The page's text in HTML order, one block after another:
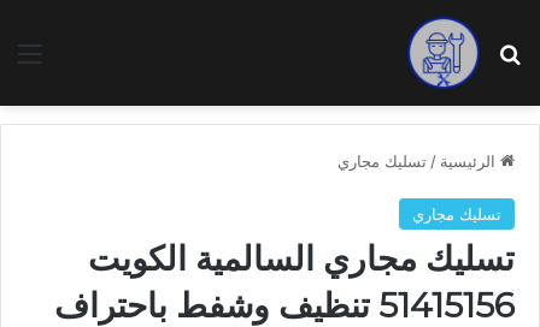
بحث عن
الرئيسية / تسليك مجاري
تسليك مجاري
تسليك مجاري السالمية الكويت
51415156 تنظيف وشفط باحتراف